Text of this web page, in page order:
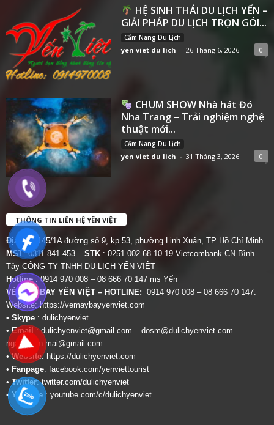
HỆ SINH THÁI DU LỊCH YẾN –
GIẢI PHÁP DU LỊCH TRỌN GÓI...
Cẩm Nang Du Lịch
yen viet du lich - 26 Tháng 6, 2026 0
CHUM SHOW Nhà hát Đó
Nha Trang – Trải nghiệm nghệ
thuật mới...
Cẩm Nang Du Lịch
yen viet du lich - 31 Tháng 3, 2026 0
THÔNG TIN LIÊN HỆ YẾN VIỆT
Địa chỉ: 145/1A đường số 9, kp 53, phường Linh Xuân, TP Hồ Chí Minh
MST: 0311 841 453 – STK : 0251 002 68 10 19 Vietcombank CN Bình
Tây-CÔNG TY TNHH DU LỊCH YẾN VIỆT
Hotline : 0914 970 008 – 08 666 70 147 ms Yến
VÉ MÁY BAY YẾN VIỆT – HOTLINE: 0914 970 008 – 08 666 70 147.
Website:https://vemaybayyenviet.com
• Skype : dulichyenviet
•Email :dulichyenviet@gmail.com – dosm@dulichyenviet.com –
ngan.phan.mai@gmail.com.
•Website: https://dulichyenviet.com
• Fanpage: facebook.com/yenviettourist
• Twitter:twitter.com/dulichyenviet
• Youtube : youtube.com/c/dulichyenviet